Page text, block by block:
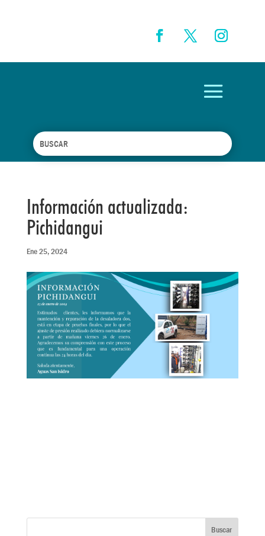
Información actualizada:
Pichidangui
Ene 25, 2024